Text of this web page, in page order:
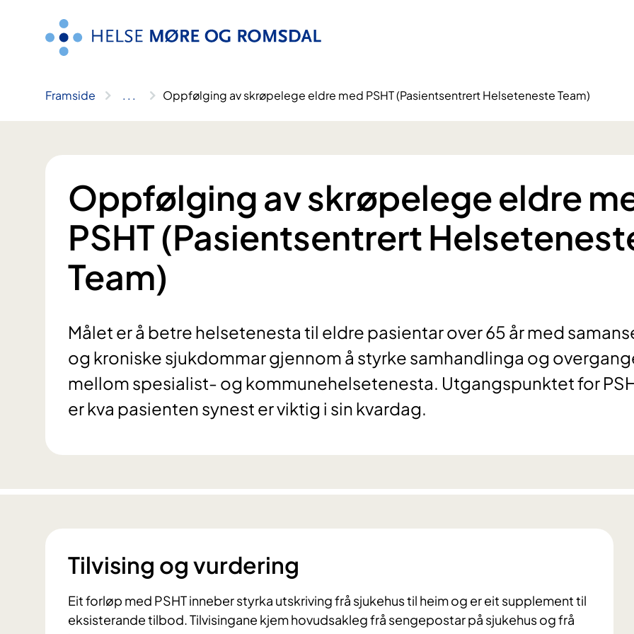
Framside .. . Oppfølging av skrøpelege eldre med PSHT (Pasientsentrert Helseteneste Team)
Oppfølging av skrøpelege eldre
PSHT (Pasientsentrert
Team)
Målet er å betre helsetenesta til eldre pasientar over 65 år med
og kroniske sjukdommar gjennom å styrke samhandlinga og
mellom spesialist- og kommunehelsetenesta. Utgangspunktet for
er kva pasienten synest er viktig i sin kvardag.
Tilvising og vurdering
Eit forløp med PSHT inneber styrka utskriving frå sjukehus til heim og er eit supplement til
eksisterande tilbod. Tilvisingane kjem hovudsakleg frå sengepostar på sjukehus og frå